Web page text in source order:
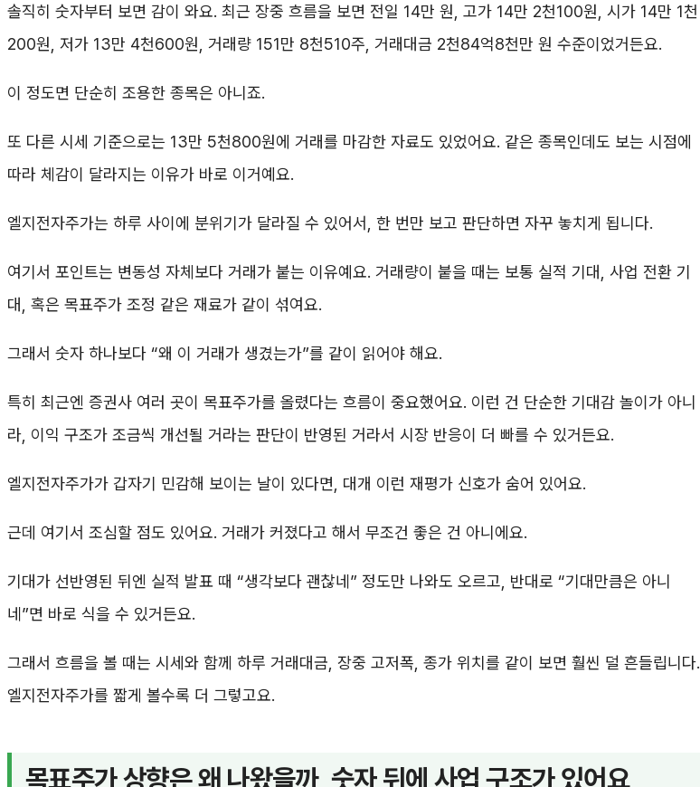
솔직히 숫자부터 보면 감이 와요. 최근 장중 흐름을 보면 전일 14만 원, 고가 14만 2천100원, 시가 14만 1천
200원, 저가 13만 4천600원, 거래량 151만 8천510주, 거래대금 2천84억8천만 원 수준이었거든요.
이 정도면 단순히 조용한 종목은 아니죠.
또 다른 시세 기준으로는 13만 5천800원에 거래를 마감한 자료도 있었어요. 같은 종목인데도 보는 시점에
따라 체감이 달라지는 이유가 바로 이거예요.
엘지전자주가는 하루 사이에 분위기가 달라질 수 있어서, 한 번만 보고 판단하면 자꾸 놓치게 됩니다.
여기서 포인트는 변동성 자체보다 거래가 붙는 이유예요. 거래량이 붙을 때는 보통 실적 기대, 사업 전환 기
대, 혹은 목표주가 조정 같은 재료가 같이 섞여요.
그래서 숫자 하나보다 “왜 이 거래가 생겼는가”를 같이 읽어야 해요.
특히 최근엔 증권사 여러 곳이 목표주가를 올렸다는 흐름이 중요했어요. 이런 건 단순한 기대감 놀이가 아니
라, 이익 구조가 조금씩 개선될 거라는 판단이 반영된 거라서 시장 반응이 더 빠를 수 있거든요.
엘지전자주가가 갑자기 민감해 보이는 날이 있다면, 대개 이런 재평가 신호가 숨어 있어요.
근데 여기서 조심할 점도 있어요. 거래가 커졌다고 해서 무조건 좋은 건 아니에요.
기대가 선반영된 뒤엔 실적 발표 때 “생각보다 괜찮네” 정도만 나와도 오르고, 반대로 “기대만큼은 아니
네”면 바로 식을 수 있거든요.
그래서 흐름을 볼 때는 시세와 함께 하루 거래대금, 장중 고저폭, 종가 위치를 같이 보면 훨씬 덜 흔들립니다.
엘지전자주가를 짧게 볼수록 더 그렇고요.
목표주가 상향은 왜 나왔을까, 숫자 뒤에 사업 구조가 있어요